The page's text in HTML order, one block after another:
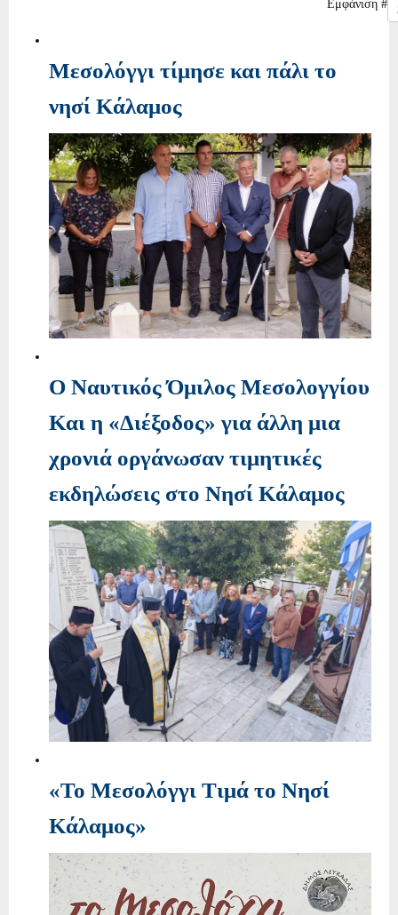
Εμφάνιση #
Μεσολόγγι τίμησε και πάλι το
νησί Κάλαμος
Ο Ναυτικός Όμιλος Μεσολογγίου
Και η «Διέξοδος» για άλλη μια
χρονιά οργάνωσαν τιμητικές
εκδηλώσεις στο Νησί Κάλαμος
«Το Μεσολόγγι Τιμά το Νησί
Κάλαμος»